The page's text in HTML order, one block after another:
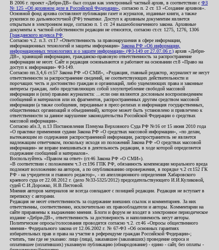
В 2006 г. проект «Дебри-ДВ» был создан как электронный частный архив, в соответствии с ФЗ
№ 125 «Об архивном деле в Российской Федерации» , согласно п. 2 ст. 13 «Создание архивов».
Основной фонд архива составляют публикации газет и журналов, изданные книги, а также
рукописи по дальневосточной (РФ) тематике. Доступ к архивным документам является
открытым в электронном виде, согласно п. 1 ст. 24 вышеобозначенного закона. Архивные
документы к частной собственности редакции не относятся, согласно ст.ст. 1275, 1276, 1306
Гражданского кодекса РФ
Согласно ч.2. п.3. ст.17 «Ответственность за правонарушения в сфере информации,
информационных технологий и защиты информации» Закона РФ «Об информации,
информационных технологиях и о защите информации» (ФЗ-149 от 27.07.06 г.) архив «Дебри-
ДВ», хранящий информацию, гражданско-правовую ответственность за распространение
информации не несет. Сайт и редакция основываются и работают на основании ст.8 «Право на
доступ к информации» ФЗ-149.
Согласно пп.3,4,6 ст.57 Закона РФ «О СМИ», «Редакция, главный редактор, журналист не несут
ответственности за распространение сведений, не соответствующих действительности и
порочащих честь и достоинство граждан и организаций, либо ущемляющих права и законные
интересы граждан, либо представляющих собой злоупотребление свободой массовой
информации и (или) правами журналиста: ...если они являются дословным воспроизведением
сообщений и материалов или их фрагментов, распространенных другим средством массовой
информации (а также сообщения, переданные в пресс-релизах и информация государственных,
общественных организаций и объединений), которое может быть установлено и привлечено к
ответственности за данное нарушение законодательства Российской Федерации о средствах
массовой информации».
Согласно абз.3, п.13 Постановления Пленума Верховного Суда РФ №16 от 15 июня 2010 года
«О практике применения судами Закона РФ «О средствах массовой информации», «по делам,
вытекающим из содержания распространенной информации, распространитель не является
надлежащим ответчиком, поскольку исходя из положений Закона РФ «О средствах массовой
информации» не вправе вмешиваться в деятельность редакции, в ходе которой определяется
содержание сообщений и материалов».
Воспользуйтесь «Правом на ответ» (ст.46 Закона РФ «О СМИ»).
«В соответствии с положением ч.3 ст.196 ГПК РФ, обязанность компенсации морального вреда
подлежит возложению на авторов, а по опубликованию опровержения, в порядке ч.2 ст.152 ГК
РФ - на учредителя и главного редактор», - из апелляционного определения Хабаровского
краевого суда от 22.08.2012 г. (дело №33-5325/2012) председательствующего И.И.Куликовой,
судей С.И.Дорожко, Н.В.Пестовой.
Мнения авторов материалов не всегда совпадают с позицией редакции. Редакция не вступает в
переписку с авторами.
Редакция не несет ответственность за содержание внешних ссылок и комментариев. За них
ответственны, соответственно, исключительно их правообладатели и авторы. Комментарии на
сайте приравнены к выражению мнения. Блоги и форум не входят в электронное периодическое
издание «Дебри-ДВ», ответственность за достоверность и наполняемость несут авторы.
Политические опросы/голосования проводятся согласно ч.2. ст.46 «Опросы общественного
мнения» Федерального закона от 12.06.2002 г. № 67-ФЗ «Об основных гарантиях
избирательных прав и права на участие в референдуме граждан Российской Федерации»;
считать, там где не указано: лицо (лица), заказавшее (заказавших) проведение опроса и
оплатившее (оплативших) указанную публикацию (обнародование) - едино - сайт, без оплаты -